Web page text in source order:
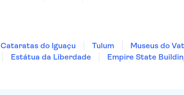
Cataratas do Iguaçu Tulum Museus do
Estátua da Liberdade Empire State